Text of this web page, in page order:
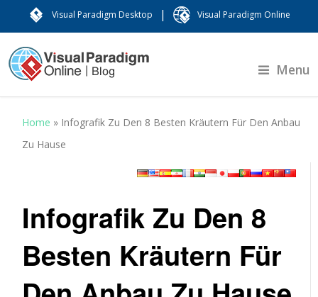
Visual Paradigm Desktop | Visual Paradigm Online
Menu
Home » Infografik Zu Den 8 Besten Kräutern Für Den Anbau
Zu Hause
Infografik Zu Den 8
Besten Kräutern Für